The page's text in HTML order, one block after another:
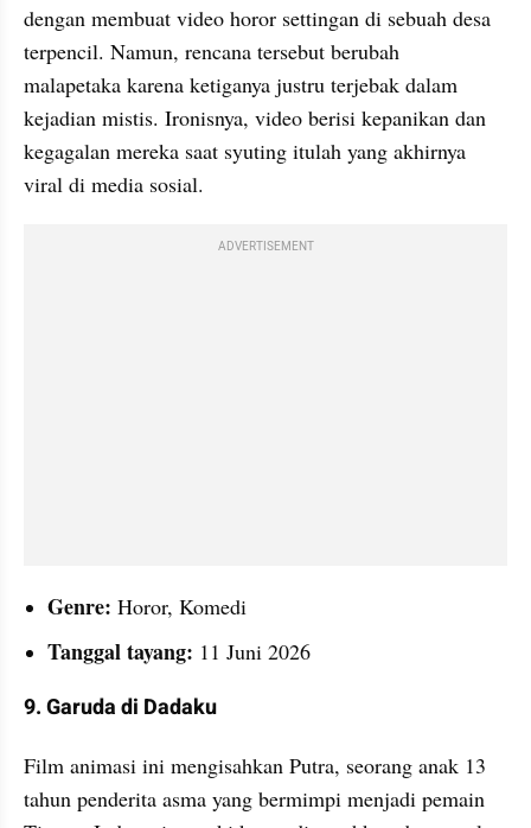
dengan membuat video horor settingan di sebuah desa
terpencil. Namun, rencana tersebut berubah
malapetaka karena ketiganya justru terjebak dalam
kejadian mistis. Ironisnya, video berisi kepanikan dan
kegagalan mereka saat syuting itulah yang akhirnya
viral di media sosial.
ADVERTISEMENT
Genre: Horor, Komedi
Tanggal tayang: 11 Juni 2026
9. Garuda di Dadaku
Film animasi ini mengisahkan Putra, seorang anak 13
tahun penderita asma yang bermimpi menjadi pemain